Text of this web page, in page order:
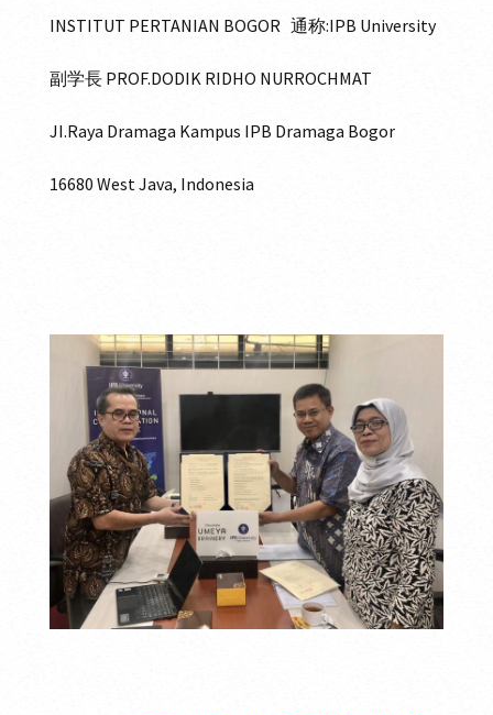
INSTITUT PERTANIAN BOGOR 通称:IPB University
副学長 PROF.DODIK RIDHO NURROCHMAT
JI.Raya Dramaga Kampus IPB Dramaga Bogor
16680 West Java, Indonesia